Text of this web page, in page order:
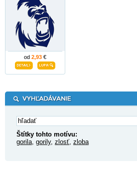
od 2,93 €
Štítky tohto motívu:
gorila gorily, zlosť zloba